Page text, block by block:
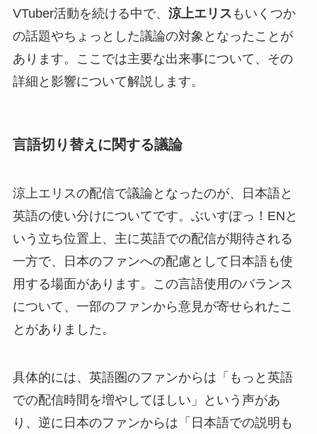
VTuber活動を続ける中で、 涼上エリス もいくつか
の話題やちょっとした議論の対象となったことが
あります。ここでは主要な出来事について、その
詳細と影響について解説します。
言語切り替えに関する議論
涼上エリスの配信で議論となったのが、日本語と
英語の使い分けについてです。ぶいすぽっ！ENと
いう立ち位置上、主に英語での配信が期待される
一方で、日本のファンへの配慮として日本語も使
用する場面があります。この言語使用のバランス
について、一部のファンから意見が寄せられたこ
とがありました。
具体的には、英語圏のファンからは「もっと英語
での配信時間を増やしてほしい」という声があ
り、逆に日本のファンからは「日本語での説明も